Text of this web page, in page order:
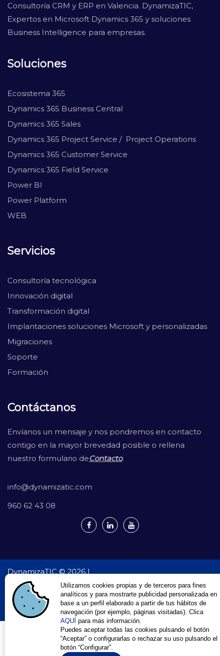
Consultoría CRM y ERP en Valencia. DynamizaTIC,
Expertos en Microsoft Dynamics 365 y soluciones
Business Intelligence para empresas.
Soluciones
Ecosistema 365
Dynamics 365 Business Central
Dynamics 365 Sales
Dynamics 365 Project Service / Project Operations
Dynamics 365 Customer Service
Dynamics 365 Field Service
Power BI
Power Platform
WEB
Servicios
Consultoría tecnológica
Innovación digital
Transformación digital
Implantaciones soluciones Microsoft y personalizadas
Migraciones
Soporte
Formación
Contáctanos
Envíanos un mensaje y nos pondremos en contacto
contigo en la mayor brevedad posible o rellena
nuestro formulario deContacto.
info@dynamizatic.com
960 62 43 08
DynamizaTIC © 2026 |
Política de privacidad |
Aviso Legal |
Política de cookies
Desarrollo Web en ValenciaDynamizatic
Utilizamos cookies propias y de terceros para fines
analíticos y para mostrarte publicidad personalizada en
base a un perfil elaborado a partir de tus hábitos de
navegación (por ejemplo, páginas visitadas). Clica
AQUÍ para más información.
Puedes aceptar todas las cookies pulsando el botón
“Aceptar” o configurarlas o rechazar su uso pulsando el
botón “Configurar”.